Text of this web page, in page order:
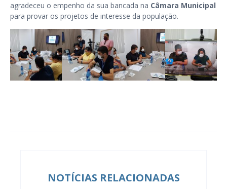
agradeceu o empenho da sua bancada na Câmara Municipal
para provar os projetos de interesse da população.
NOTÍCIAS RELACIONADAS